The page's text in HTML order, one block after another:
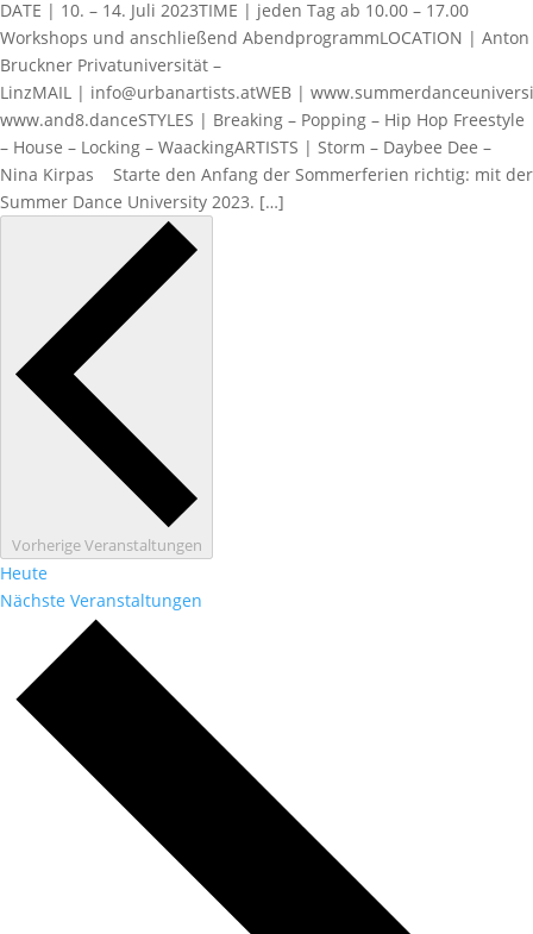
DATE | 10. – 14. Juli 2023TIME | jeden Tag ab 10.00 – 17.00
Workshops und anschließend AbendprogrammLOCATION | Anton
Bruckner Privatuniversität –
LinzMAIL | info@urbanartists.atWEB |
www.and8.danceSTYLES | Breaking – Popping – Hip Hop Freestyle
– House – Locking – WaackingARTISTS | Storm – Daybee Dee –
Nina Kirpas Starte den Anfang der Sommerferien richtig: mit der
Summer Dance University 2023. […]
VorherigeVeranstaltungen
Heute
Nächste Veranstaltungen